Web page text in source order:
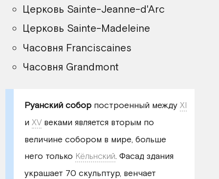
Церковь Sainte-Jeanne-d'Arc
Церковь Sainte-Madeleine
Часовня Franciscaines
Часовня Grandmont
Руанский соборпостроенный между XI
и XVвеками является вторым по
величине собором в мире, больше
него только Кёльнский. Фасад здания
украшает 70 скульптур, венчает